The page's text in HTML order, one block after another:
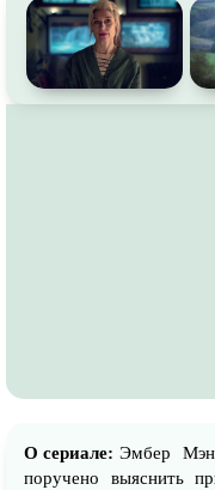
Экранизация
О сериале: Эмбер
поручено выяснить